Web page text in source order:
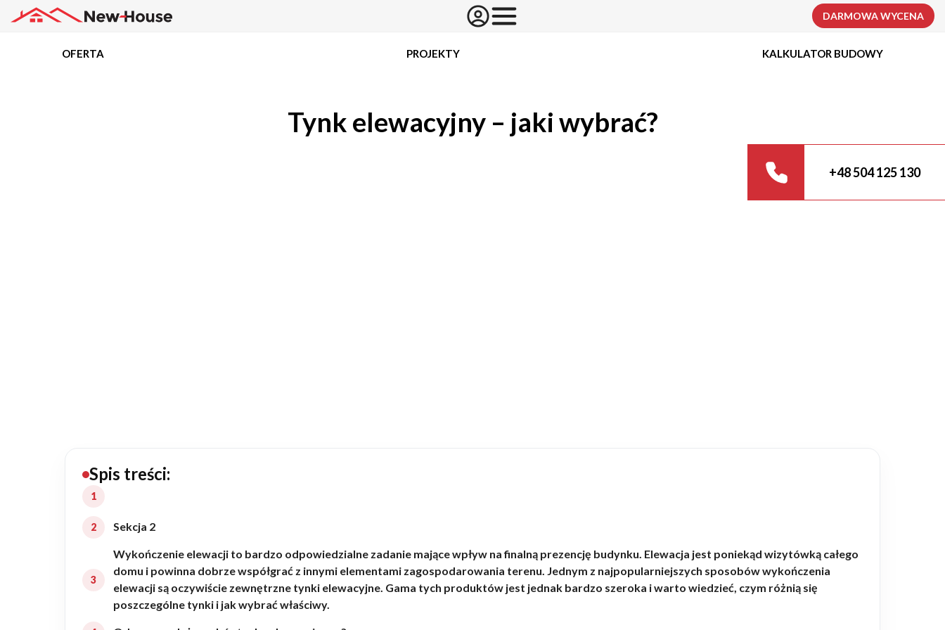
Rezydencje
Rozbudowa
Remonty
Budynki biurowe
DARMOWA WYCENA
OFERTA PROJEKTY KALKULATOR BUDOWY
Tynk elewacyjny – jaki wybrać?
+48 504 125 130
Spis treści:
Sekcja 2
Wykończenie elewacji to bardzo odpowiedzialne zadanie mające wpływ na finalną prezencję budynku. Elewacja jest poniekąd wizytówką całego
domu i powinna dobrze współgrać z innymi elementami zagospodarowania terenu. Jednym z najpopularniejszych sposobów wykończenia
elewacji są oczywiście zewnętrzne tynki elewacyjne. Gama tych produktów jest jednak bardzo szeroka i warto wiedzieć, czym różnią się
poszczególne tynki i jak wybrać właściwy.